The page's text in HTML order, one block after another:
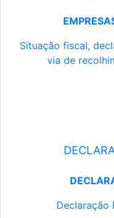
Situação fiscal,
via de
Declaração